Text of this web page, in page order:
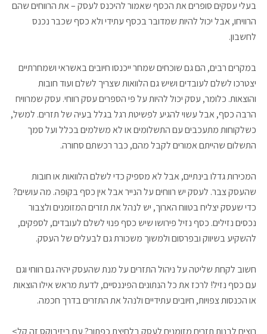
בעלי עסקים סופרים את הכסף שאמור להיכנס לעסק – את הרווחים שהם
הרוויחו, אבל יכול להיות שמדובר בכסף עתידי ולא כסף שכבר נכנס
לחשבון.
במקרים רבים, הם גם שוכחים שמחר ייכנסו חיובים באשראי ושמחרתיים
יצטרכו לשלם לעובדים ושיש גם הלוואות שצריך לשלם ועוד חובות
והוצאות. כלומר, עסק יכול להיות על פי הספרים עסק רווחי. עסק שמרוויח
הרבה כסף, אבל עשוי להגיע לפשיטת רגל בגלל בעיה של תזרים. למשל,
כשלקוחות מתעכבים עם התשלומים או לא משלמים בכלל ועל סמך
התשלום שהייתם אמורים לקבל מהם, כבר רכשתם סחורה.
המכירות גדלו בינתיים, אבל לא מספיק כדי לשלם הלוואות או חובות
שהעסק צבר. לעסק יש רווחים על הנייר אבל אין כסף בקופה. מה עושים?
כדי שעסק יצליח בטווח הארוך, יש לנהל את תזרים המזומנים ולצבור
נכסים נזילים. כסף נזיל פירושו שיש כסף פנוי לשלם לעובדים, לספקים,
להשקיע בשיווק ובפרסום ולמשוך משכורת גם לבעלים של העסק.
חשוב לקחת שליטה על ניהול התזרים על מנת שהעסק יהיה גם רווחי וגם
עם כסף נזיל! לרכז את כל הנתונים הפיננסיים, לדעת מראש אילו הוצאות
או הכנסות צפויות, חיובים עתידיים ולנהל את התזרים בדרך חכמה.